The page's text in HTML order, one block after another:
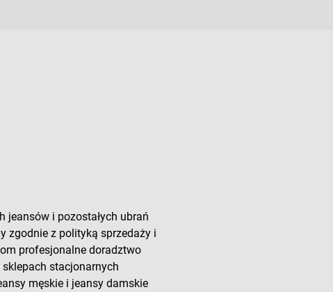
jeansów i pozostałych ubrań
zgodnie z polityką sprzedaży i
profesjonalne doradztwo
stacjonarnych
męskie i jeansy damskie